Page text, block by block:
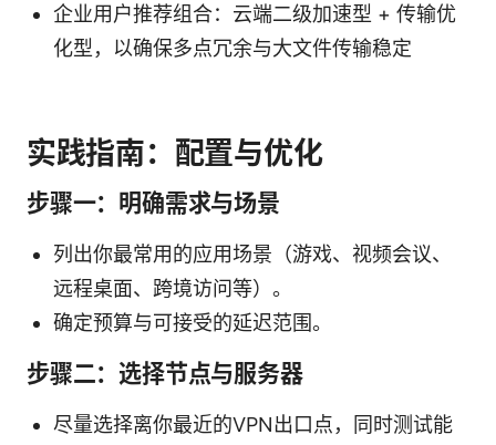
企业用户推荐组合：云端二级加速型 + 传输优
化型，以确保多点冗余与大文件传输稳定
实践指南：配置与优化
步骤一：明确需求与场景
列出你最常用的应用场景（游戏、视频会议、
远程桌面、跨境访问等）。
确定预算与可接受的延迟范围。
步骤二：选择节点与服务器
尽量选择离你最近的VPN出口点，同时测试能